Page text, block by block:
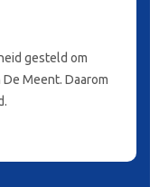
gesteld om
Meent. Daarom